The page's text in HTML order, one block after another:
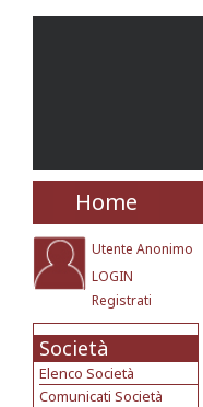
Home
Utente Anonimo
LOGIN
Registrati
Società
Elenco Società
Comunicati Società